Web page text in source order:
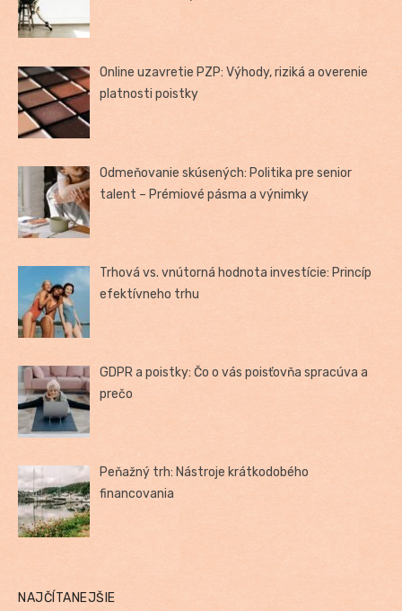
Online uzavretie PZP: Výhody, riziká a overenie
platnosti poistky
Odmeňovanie skúsených: Politika pre senior
talent – Prémiové pásma a výnimky
Trhová vs. vnútorná hodnota investície: Princíp
efektívneho trhu
GDPR a poistky: Čo o vás poisťovňa spracúva a
prečo
Peňažný trh: Nástroje krátkodobého
financovania
NAJČÍTANEJŠIE